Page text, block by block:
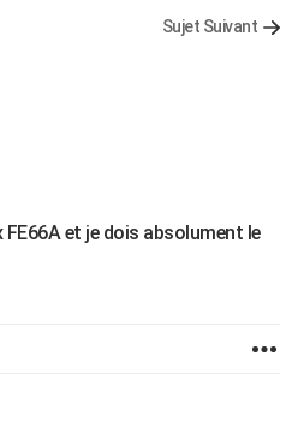
Sujet Suivant
et je dois absolument le